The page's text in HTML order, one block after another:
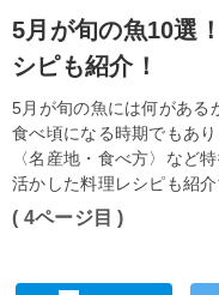
5月が旬の魚10選
シピも紹介！
5月が旬の魚には何がある
食べ頃になる時期でもあ
〈名産地・食べ方〉など
活かした料理レシピも紹
( 4ページ目 )